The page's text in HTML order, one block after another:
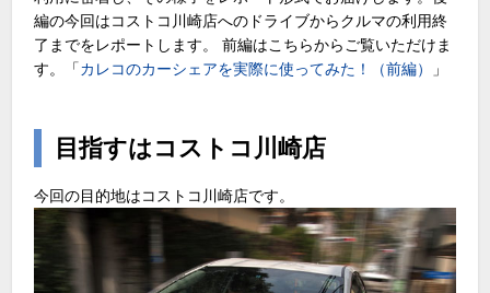
編の今回はコストコ川崎店へのドライブからクルマの利用終
了までをレポートします。 前編はこちらからご覧いただけま
す。「カレコのカーシェアを実際に使ってみた！（前編） 」
目指すはコストコ川崎店
今回の目的地はコストコ川崎店です。